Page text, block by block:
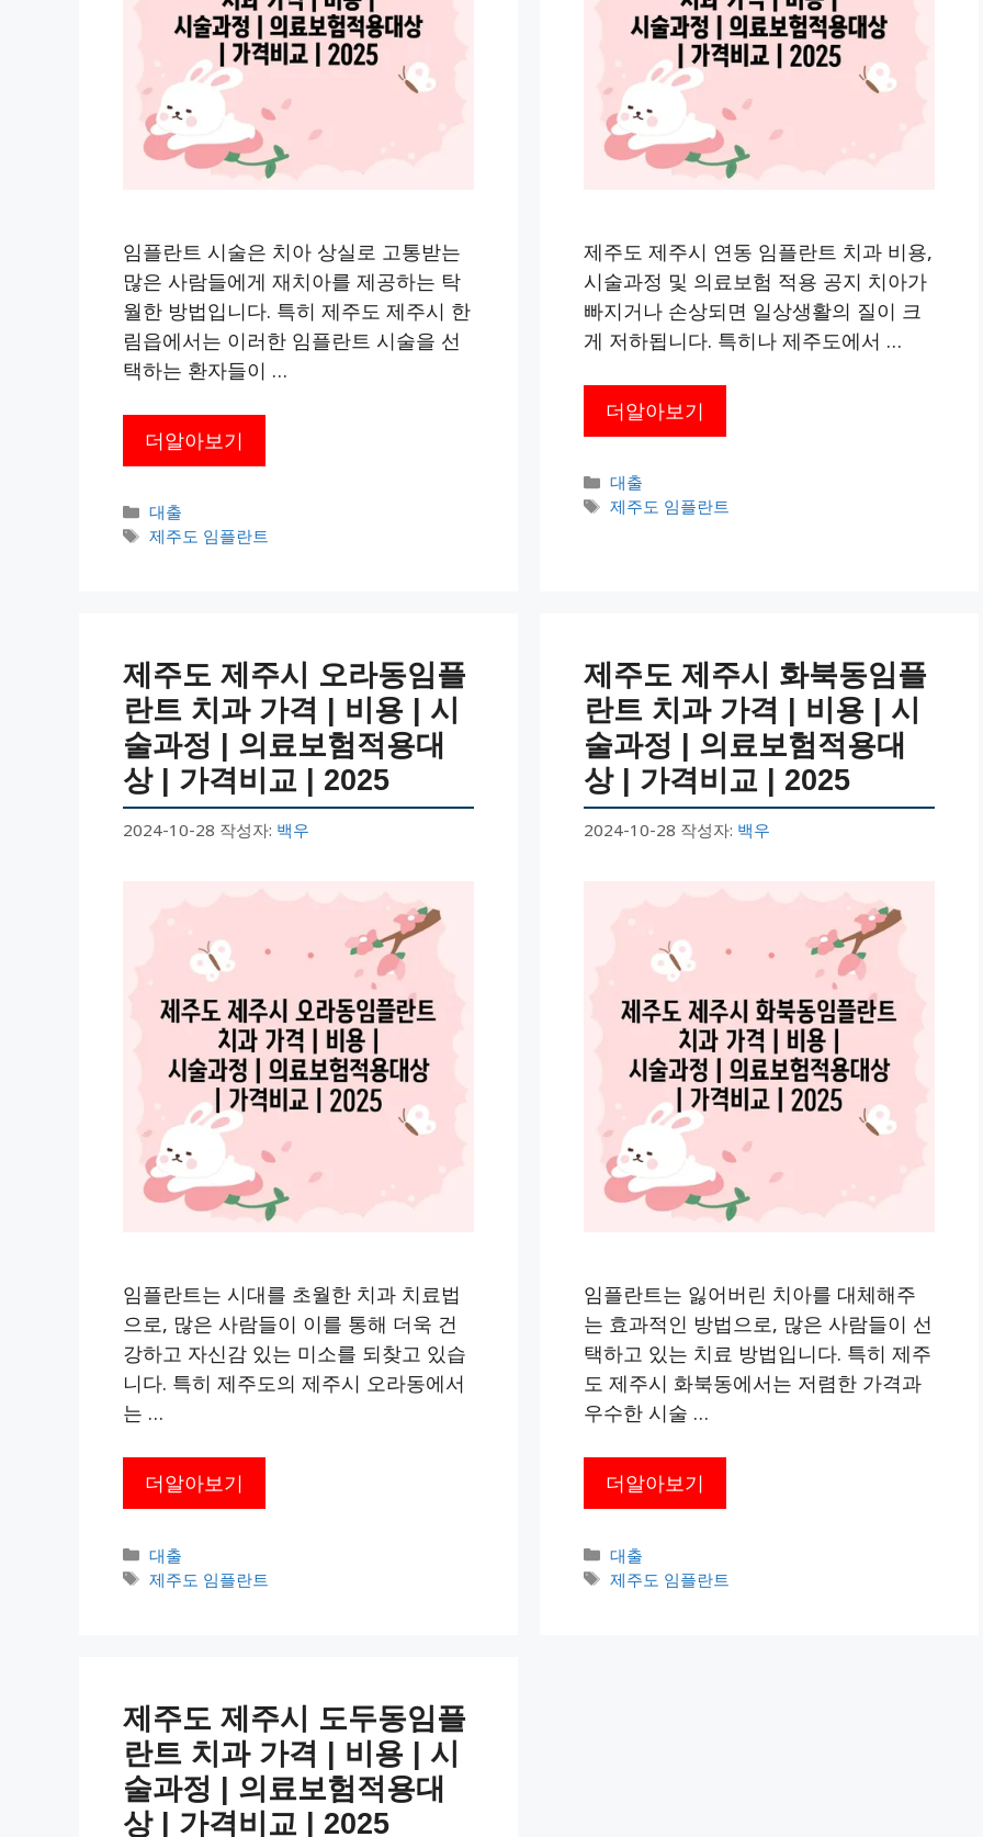
임플란트 시술은 치아 상실로 고통받는
많은 사람들에게 재치아를 제공하는 탁
월한 방법입니다. 특히 제주도 제주시 한
림읍에서는 이러한 임플란트 시술을 선
택하는 환자들이 …
더알아보기
카
테
대출
태
제주도 임플란트
제주도 제주시 연동 임플란트 치과 비용,
시술과정 및 의료보험 적용 공지 치아가
빠지거나 손상되면 일상생활의 질이 크
게 저하됩니다. 특히나 제주도에서 …
더알아보기
카
테
대출
태
제주도 임플란트
제주도 제주시 오라동임플
란트 치과 가격 | 비용 | 시
술과정 | 의료보험적용대
상 | 가격비교 | 2025
2024-10-28 작성자: 백우
임플란트는 시대를 초월한 치과 치료법
으로, 많은 사람들이 이를 통해 더욱 건
강하고 자신감 있는 미소를 되찾고 있습
니다. 특히 제주도의 제주시 오라동에서
는 …
더알아보기
카
테
대출
태
제주도 임플란트
제주도 제주시 화북동임플
란트 치과 가격 | 비용 | 시
술과정 | 의료보험적용대
상 | 가격비교 | 2025
2024-10-28 작성자: 백우
임플란트는 잃어버린 치아를 대체해주
는 효과적인 방법으로, 많은 사람들이 선
택하고 있는 치료 방법입니다. 특히 제주
도 제주시 화북동에서는 저렴한 가격과
우수한 시술 …
더알아보기
카
테
대출
태
제주도 임플란트
제주도 제주시 도두동임플
란트 치과 가격 | 비용 | 시
술과정 | 의료보험적용대
상 | 가격비교 | 2025